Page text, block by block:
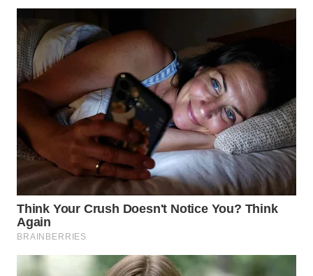
SAMOSIR
PADANG
LAWAS
WN
SUMEDANG
WN
CIANJUR
WN
KEPULAUAN
SERIBU